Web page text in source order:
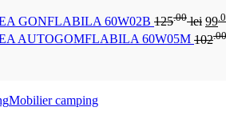
GONFLABILA 60W02B 125.00 lei 99
AUTOGOMFLABILA 60W05M 102.00
Mobilier camping